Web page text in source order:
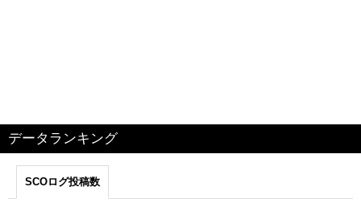
データランキング
SCOログ投稿数